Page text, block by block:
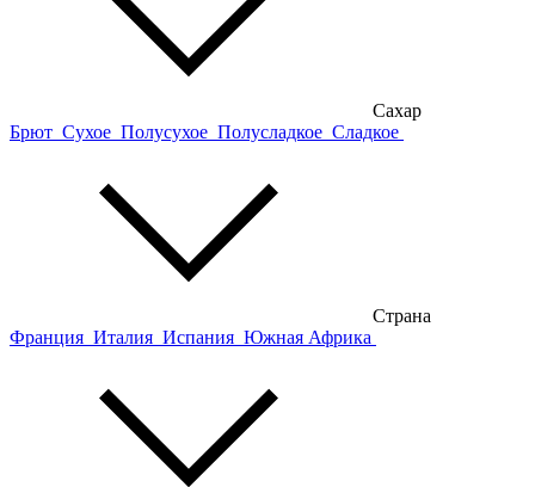
Сахар
Брют Сухое Полусухое Полусладкое Сладкое
Страна
Франция Италия Испания Южная Африка